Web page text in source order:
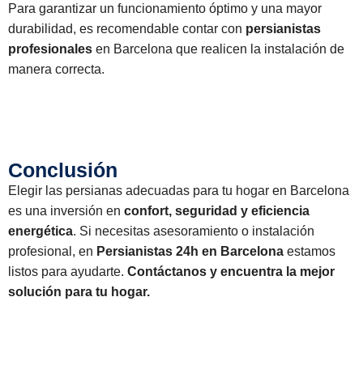
Para garantizar un funcionamiento óptimo y una mayor
durabilidad, es recomendable contar con persianistas
profesionales en Barcelona que realicen la instalación de
manera correcta.
Conclusión
Elegir las persianas adecuadas para tu hogar en Barcelona
es una inversión en confort, seguridad y eficiencia
energética. Si necesitas asesoramiento o instalación
profesional, en Persianistas 24h en Barcelona estamos
listos para ayudarte. Contáctanos y encuentra la mejor
solución para tu hogar.